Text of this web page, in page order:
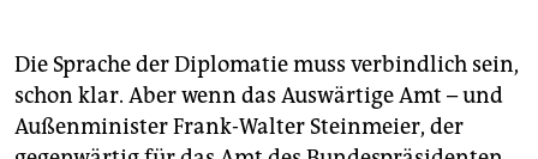
Die Sprache der Diplomatie muss verbindlich sein,
schon klar. Aber wenn das Auswärtige Amt – und
Außenminister Frank-Walter Steinmeier, der